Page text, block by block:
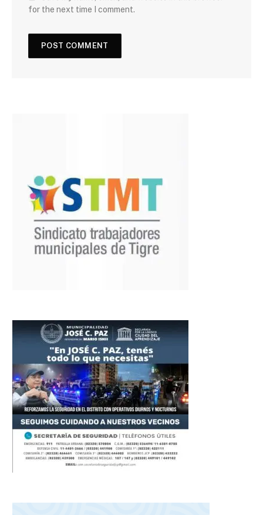
for the next time I comment.